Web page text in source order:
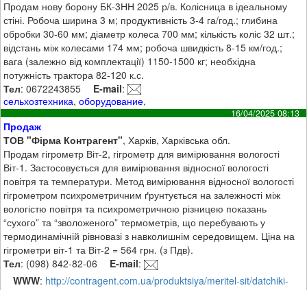
Продам нову борону БК-3НН 2025 р/в. Колісница в ідеальному
стіні. Робоча ширина 3 м; продуктивність 3-4 га/год.; глибина
обробки 30-60 мм; діаметр колеса 700 мм; кількість коліс 32 шт.;
відстань між колесами 174 мм; робоча швидкість 8-15 км/год.;
вага (залежно від комплектації) 1150-1500 кг; необхідна
потужність трактора 82-120 к.с.
Тел: 0672243855 E-mail:
сельхозтехника,оборудование,
16/04/2025 08:13
Продаж
ТОВ "Фірма Контрагент", Харків, Харківська обл.
Продам гігрометр Віт-2, гігрометр для вимірювання вологості
Віт-1. Застосовується для вимірювання відносної вологості
повітря та температури. Метод вимірювання відносної вологості
гігрометром психрометричним ґрунтується на залежності між
вологістю повітря та психрометричною різницею показань
“сухого” та “зволоженого” термометрів, що перебувають у
термодинамічній рівновазі з навколишнім середовищем. Ціна на
гігрометри віт-1 та Віт-2 = 564 грн. (з Пдв).
Тел: (098) 842-82-06 E-mail:
WWW: http://contragent.com.ua/produktsiya/meritel-sit/datchiki-